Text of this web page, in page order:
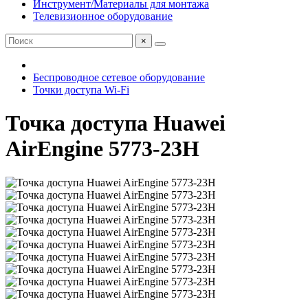
Инструмент/Материалы для монтажа
Телевизионное оборудование
×
Беспроводное сетевое оборудование
Точки доступа Wi-Fi
Точка доступа Huawei
AirEngine 5773-23H